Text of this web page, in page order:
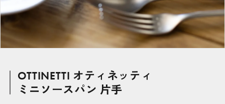
OTTINETTI オティネッティ
ミニソースパン 片手